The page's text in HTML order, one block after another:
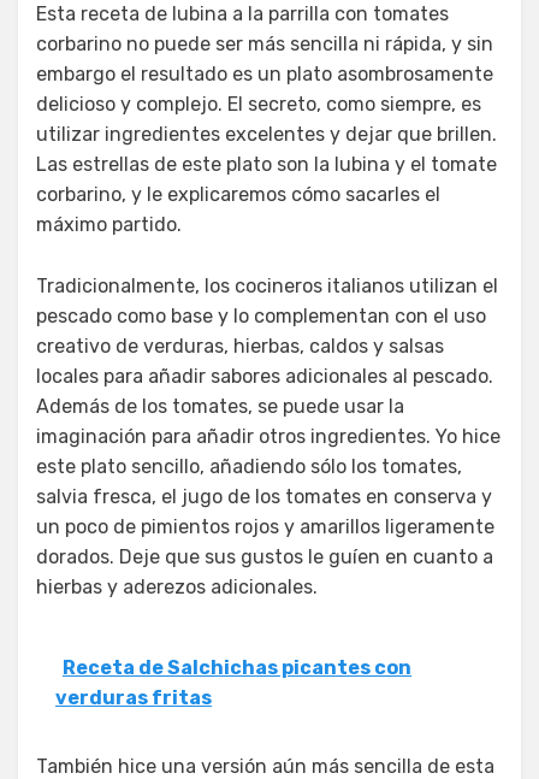
Esta receta de lubina a la parrilla con tomates
corbarino no puede ser más sencilla ni rápida, y sin
embargo el resultado es un plato asombrosamente
delicioso y complejo. El secreto, como siempre, es
utilizar ingredientes excelentes y dejar que brillen.
Las estrellas de este plato son la lubina y el tomate
corbarino, y le explicaremos cómo sacarles el
máximo partido.
Tradicionalmente, los cocineros italianos utilizan el
pescado como base y lo complementan con el uso
creativo de verduras, hierbas, caldos y salsas
locales para añadir sabores adicionales al pescado.
Además de los tomates, se puede usar la
imaginación para añadir otros ingredientes. Yo hice
este plato sencillo, añadiendo sólo los tomates,
salvia fresca, el jugo de los tomates en conserva y
un poco de pimientos rojos y amarillos ligeramente
dorados. Deje que sus gustos le guíen en cuanto a
hierbas y aderezos adicionales.
Receta de Salchichas picantes con
verduras fritas
También hice una versión aún más sencilla de esta